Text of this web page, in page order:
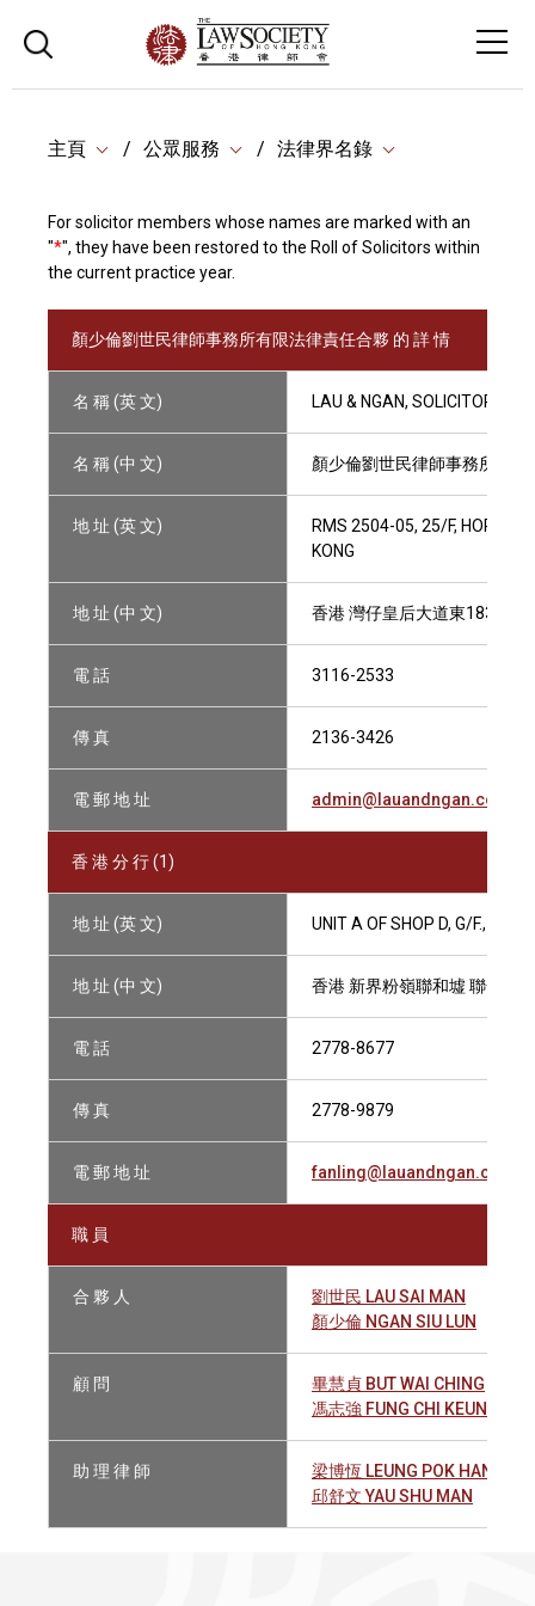
主頁 公眾服務 法律界名錄
For solicitor members whose names are marked with an
"*", they have been restored to the Roll of Solicitors within
the current practice year.
顏少倫劉世民律師事務所有限法律責任合夥 的 詳 情
名 稱 (英 文) LAU & NGAN, SOLICITORS LLP
名 稱 (中 文) 顏少倫劉世民律師事務所有限
地 址 (英 文)
RMS 2504-05, 25/F,
KONG
地 址 (中 文) 香港 灣仔皇后大道東183號
電 話 3116-2533
傳 真 2136-3426
電 郵 地 址 admin@lauandngan.com
香 港 分 行 (1)
地 址 (英 文) UNIT A OF SHOP D, G/F., 34A
地 址 (中 文) 香港 新界粉嶺聯和墟 聯發街
電 話 2778-8677
傳 真 2778-9879
電 郵 地 址 fanling@lauandngan.com
職 員
合 夥 人
劉世民 LAU SAI MAN
顏少倫 NGAN SIU LUN
顧 問
畢慧貞 BUT WAI CHING
馮志強 FUNG CHI KEUNG
助 理 律 師
梁博恆 LEUNG POK HANG
邱舒文 YAU SHU MAN